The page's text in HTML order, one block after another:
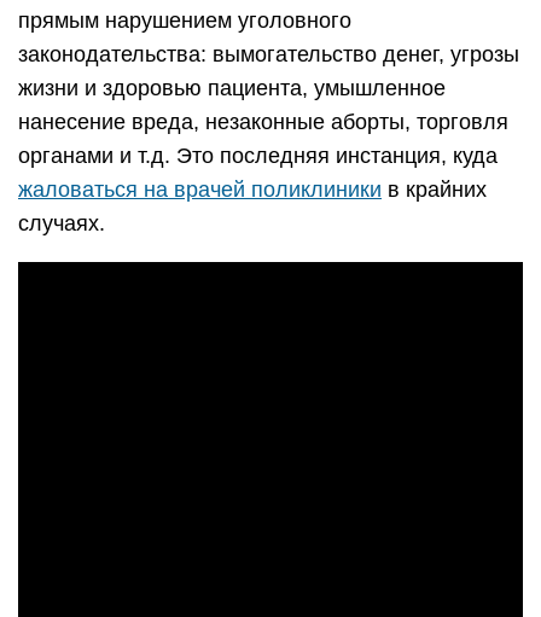
прямым нарушением уголовного
законодательства: вымогательство денег, угрозы
жизни и здоровью пациента, умышленное
нанесение вреда, незаконные аборты, торговля
органами и т.д. Это последняя инстанция, куда
жаловаться на врачей поликлиники в крайних
случаях.